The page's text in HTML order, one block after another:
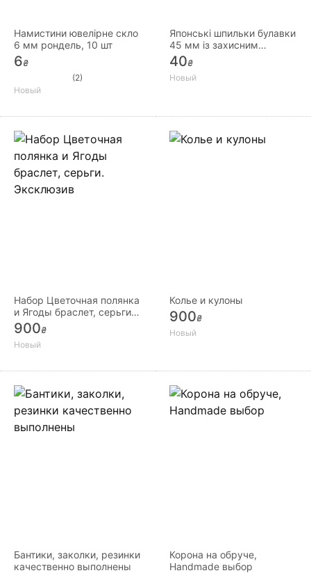
Намистини ювелірне скло
6 мм рондель, 10 шт
6₴
(2)
Новый
Японські шпильки булавки
45 мм із захисним
механізмом, замки для
брошок
40₴
Новый
Набор Цветочная полянка
и Ягоды браслет, серьги.
Эксклюзив
900₴
Новый
Колье и кулоны
900₴
Новый
Бантики, заколки, резинки
качественно выполнены
Корона на обруче,
Handmade выбор